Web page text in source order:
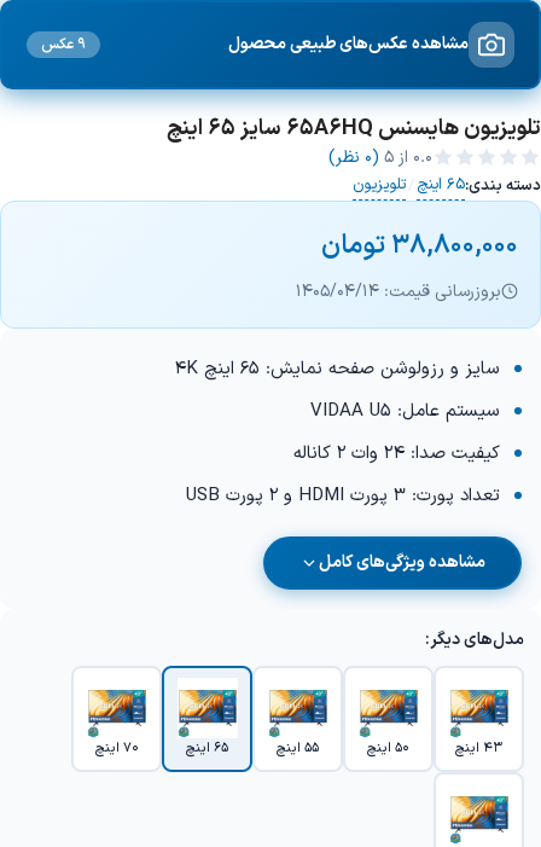
مشاهده عکس‌های طبیعی محصول 9 عکس
تلویزیون هایسنس 65A6HQ سایز 65 اینچ
0.0 از ۵ (0 نظر)
دسته بندی:65 اینچ /تلویزیون
38,800,000تومان
بروزرسانی قیمت: 1405/04/14
سایز و رزولوشن صفحه نمایش: 65 اینچ 4K
سیستم عامل: VIDAA U5
کیفیت صدا: 24 وات 2 کاناله
تعداد پورت: 3 پورت HDMI و 2 پورت USB
مشاهده ویژگی‌های کامل
مدل‌های دیگر:
43 اینچ 50 اینچ 55 اینچ 65 اینچ 70 اینچ